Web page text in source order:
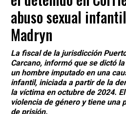
abuso sexual
Madryn
La fiscal de la jurisdicción
Carcano, informó que se dictó
un hombre imputado en una
infantil, iniciada a partir de la
la víctima en octubre de 2024.
violencia de género y tiene una
de prisión.